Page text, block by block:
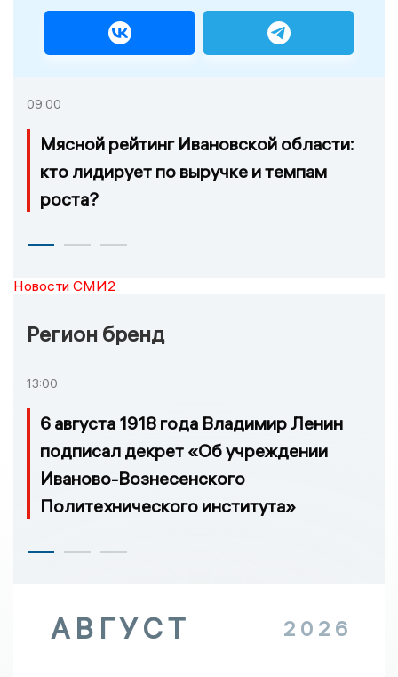
09:00
Мясной рейтинг Ивановской области:
кто лидирует по выручке и темпам
роста?
Новости СМИ2
Регион бренд
13:00
6 августа 1918 года Владимир Ленин
подписал декрет «Об учреждении
Иваново-Вознесенского
Политехнического института»
АВГУСТ 2026